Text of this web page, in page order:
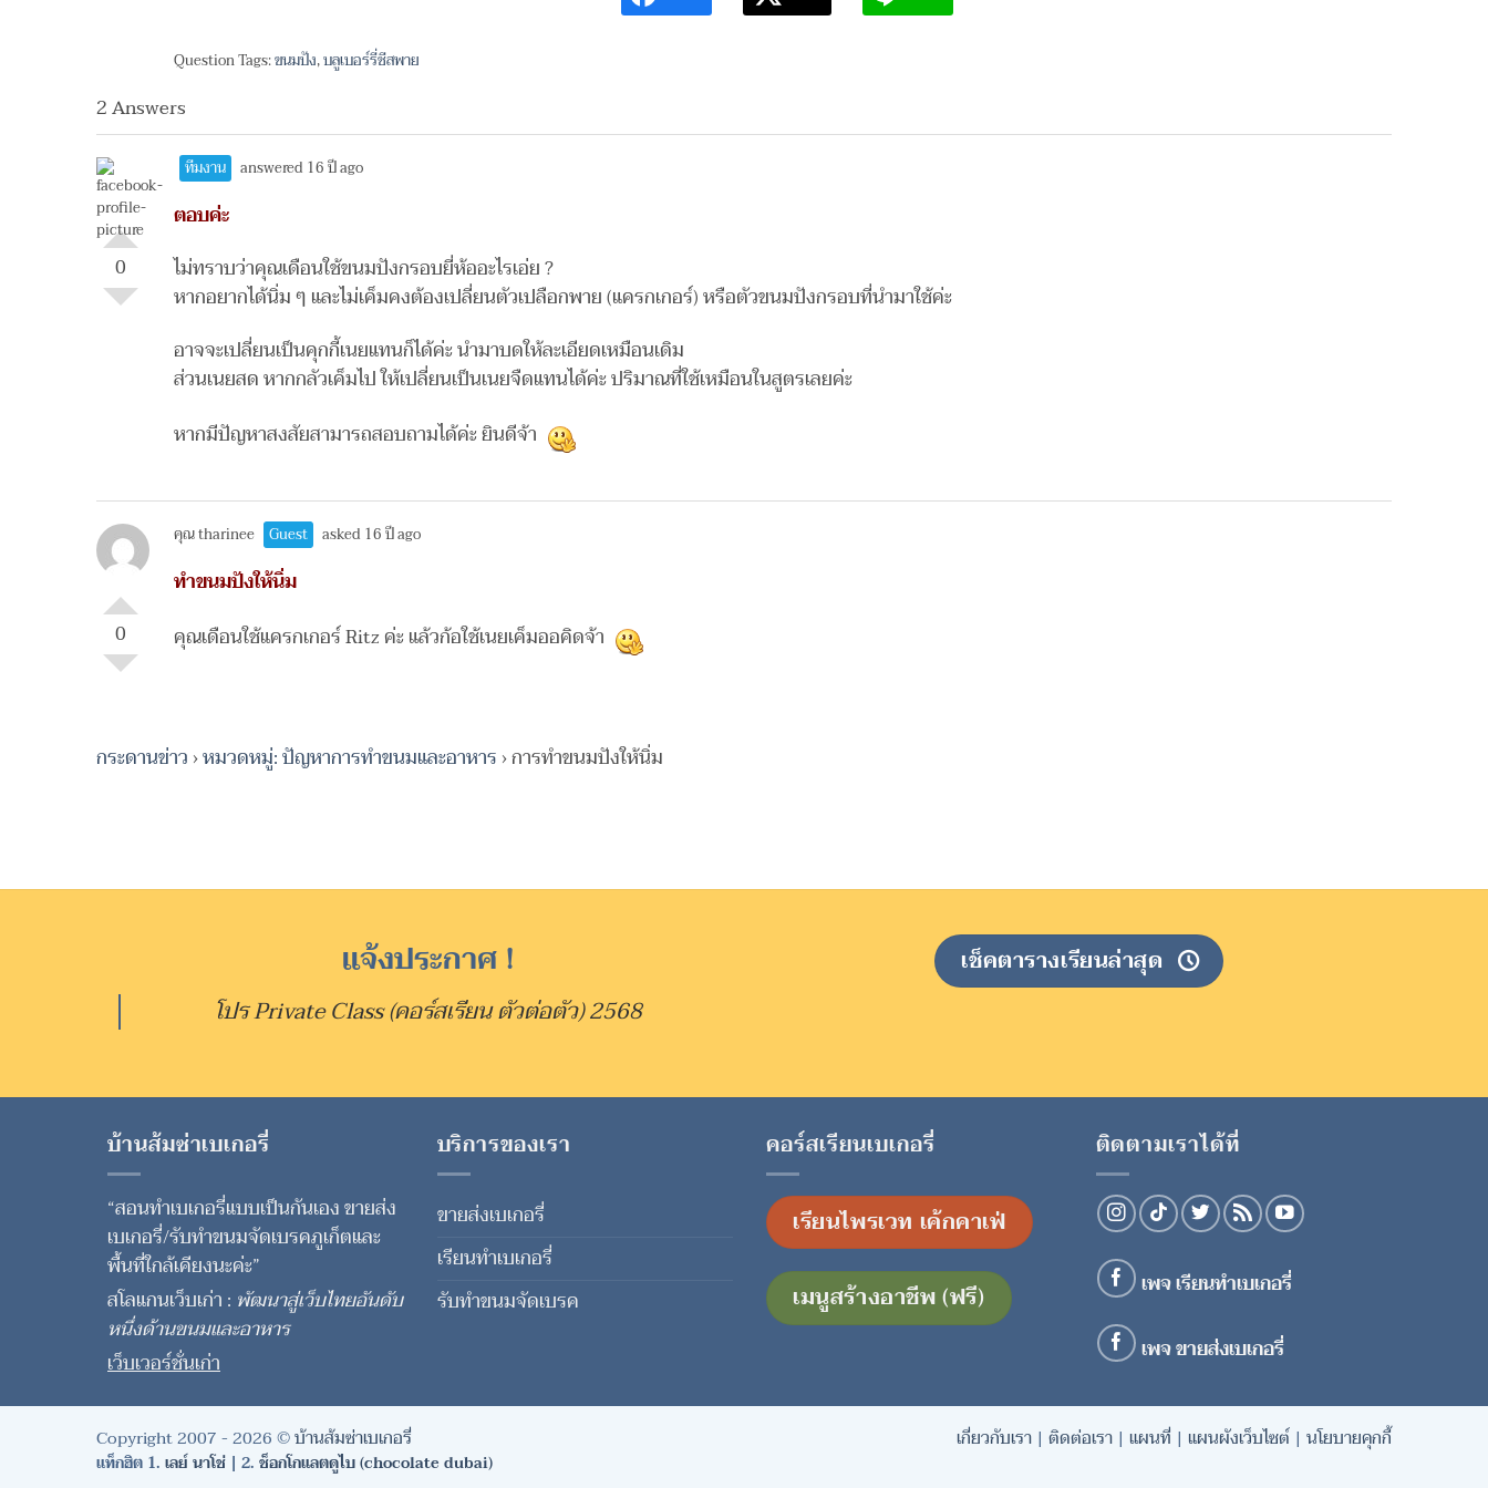
Question Tags:ขนมปัง,บลูเบอร์รี่ชีสพาย
2 Answers
0
ทีมงาน answered 16 ปี ago
ตอบค่ะ
ไม่ทราบว่าคุณเดือนใช้ขนมปังกรอบยี่ห้ออะไรเอ่ย ?
หากอยากได้นิ่ม ๆ และไม่เค็มคงต้องเปลี่ยนตัวเปลือกพาย (แครกเกอร์) หรือตัวขนมปังกรอบที่นำมาใช้ค่ะ
อาจจะเปลี่ยนเป็นคุกกี้เนยแทนก็ได้ค่ะ นำมาบดให้ละเอียดเหมือนเดิม
ส่วนเนยสด หากกลัวเค็มไป ให้เปลี่ยนเป็นเนยจืดแทนได้ค่ะ ปริมาณที่ใช้เหมือนในสูตรเลยค่ะ
หากมีปัญหาสงสัยสามารถสอบถามได้ค่ะ ยินดีจ้า
0
คุณ tharinee Guest asked 16 ปี ago
ทำขนมปังให้นิ่ม
คุณเดือนใช้แครกเกอร์ Ritz ค่ะ แล้วก้อใช้เนยเค็มออคิดจ้า
กระดานข่าว ›หมวดหมู่: ปัญหาการทำขนมและอาหาร ›การทำขนมปังให้นิ่ม
แจ้งประกาศ !
โปร Private Class (คอร์สเรียน ตัวต่อตัว) 2568
เช็คตารางเรียนล่าสุด
บ้านส้มซ่าเบเกอรี่
“สอนทำเบเกอรี่แบบเป็นกันเอง ขายส่ง
เบเกอรี่/รับทำขนมจัดเบรคภูเก็ตและ
พื้นที่ใกล้เคียงนะค่ะ”
สโลแกนเว็บเก่า : พัฒนาสู่เว็บไทยอันดับ
หนึ่งด้านขนมและอาหาร
เว็บเวอร์ชั่นเก่า
บริการของเรา
ขายส่งเบเกอรี่
เรียนทำเบเกอรี่
รับทำขนมจัดเบรค
คอร์สเรียนเบเกอรี่
เรียนไพรเวท เค้กคาเฟ่
เมนูสร้างอาชีพ (ฟรี)
ติดตามเราได้ที่
เพจ เรียนทำเบเกอรี่
เพจ ขายส่งเบเกอรี่
เกี่ยวกับเรา | ติดต่อเรา | แผนที่ | แผนผังเว็บไซต์ | นโยบายคุกกี้
Copyright 2007 - 2026 ©บ้านส้มซ่าเบเกอรี่
แท็กฮิต 1. เลย์ นาโช่ | 2. ช็อกโกแลตดูไบ (chocolate dubai)